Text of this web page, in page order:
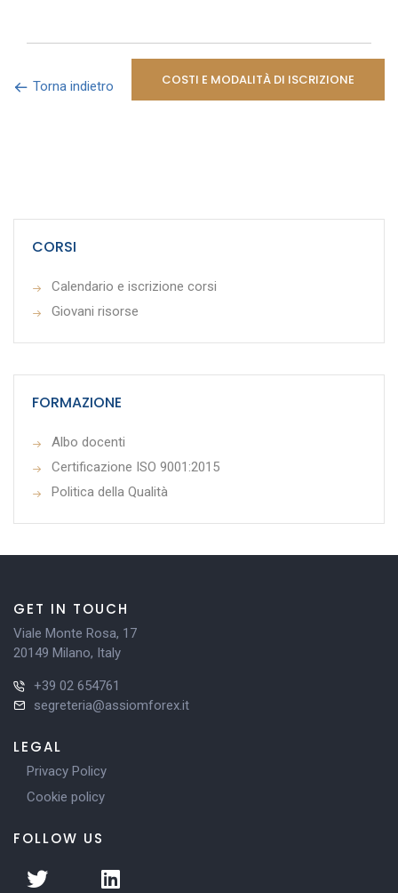
Torna indietro COSTI E MODALITÀ DI ISCRIZIONE
CORSI
Calendario e iscrizione corsi
Giovani risorse
FORMAZIONE
Albo docenti
Certificazione ISO 9001:2015
Politica della Qualità
GET IN TOUCH
Viale Monte Rosa, 17
20149 Milano, Italy
+39 02 654761
segreteria@assiomforex.it
LEGAL
Privacy Policy
Cookie policy
FOLLOW US